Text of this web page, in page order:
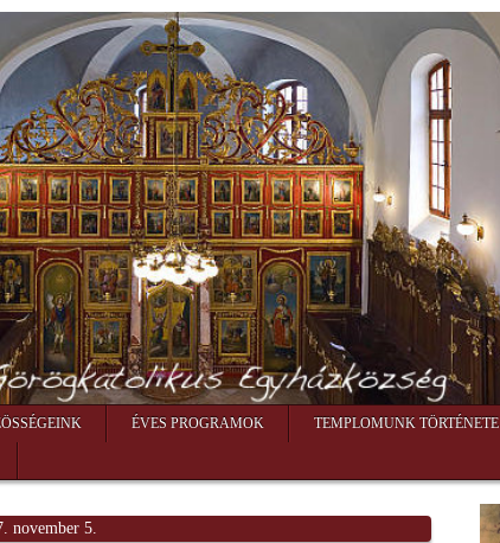
ÉVES PROGRAMOK TEMPLOMUNK TÖRTÉNETE
november 5.